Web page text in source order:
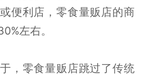
便利店，零食量贩店的商
左右。
，零食量贩店跳过了传统